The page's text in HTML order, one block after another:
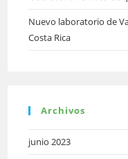
Nuevo laboratorio de
Costa Rica
Archivos
junio 2023